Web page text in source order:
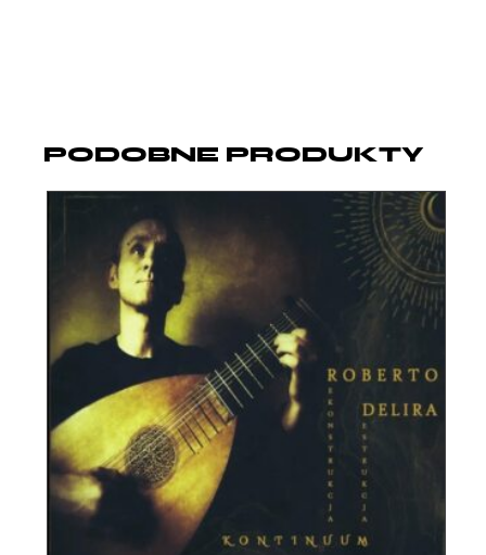
PODOBNE PRODUKTY